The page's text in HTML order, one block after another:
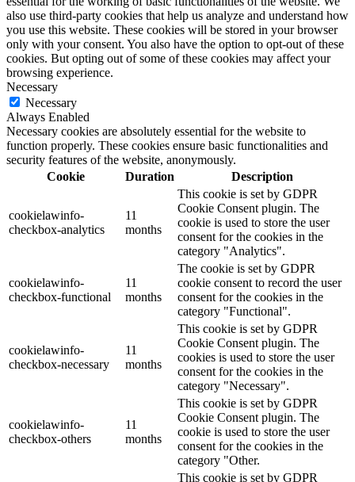
also use third-party cookies that help us analyze and understand how
you use this website. These cookies will be stored in your browser
only with your consent. You also have the option to opt-out of these
cookies. But opting out of some of these cookies may affect your
browsing experience.
Necessary
Necessary
Always Enabled
Necessary cookies are absolutely essential for the website to
function properly. These cookies ensure basic functionalities and
security features of the website, anonymously.
Cookie
Duration Description
cookielawinfo-
checkbox-analytics
11
months
This cookie is set by GDPR
Cookie Consent plugin. The
cookie is used to store the user
consent for the cookies in the
category "Analytics".
cookielawinfo-
checkbox-functional
11
months
The cookie is set by GDPR
cookie consent to record the user
consent for the cookies in the
category "Functional".
cookielawinfo-
checkbox-necessary
11
months
This cookie is set by GDPR
Cookie Consent plugin. The
cookies is used to store the user
consent for the cookies in the
category "Necessary".
cookielawinfo-
checkbox-others
11
months
This cookie is set by GDPR
Cookie Consent plugin. The
cookie is used to store the user
consent for the cookies in the
category "Other.
This cookie is set by GDPR